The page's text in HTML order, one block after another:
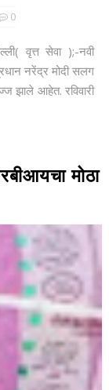
0
वृत्त सेवा );-नवी
नरेंद्र मोदी सलग
झाले आहेत. रविवारी
मोठा